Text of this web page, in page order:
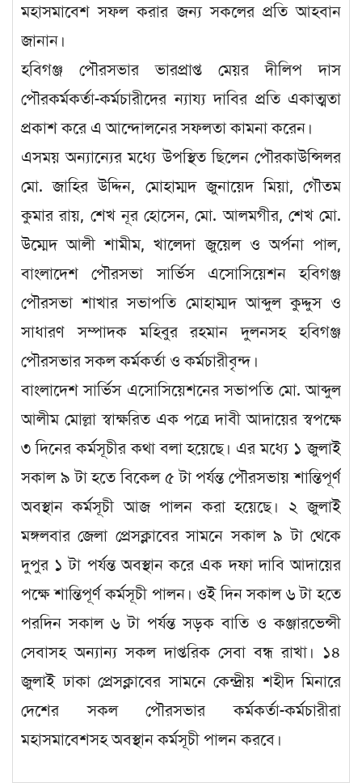
মহাসমাবেশ সফল করার জন্য সকলের প্রতি আহবান
জানান।
হবিগঞ্জ পৌরসভার ভারপ্রাপ্ত মেয়র দীলিপ দাস
পৌরকর্মকর্তা-কর্মচারীদের ন্যায্য দাবির প্রতি একাত্মতা
প্রকাশ করে এ আন্দোলনের সফলতা কামনা করেন।
এসময় অন্যান্যের মধ্যে উপস্থিত ছিলেন পৌরকাউন্সিলর
মো. জাহির উদ্দিন, মোহাম্মদ জুনায়েদ মিয়া, গৌতম
কুমার রায়, শেখ নূর হোসেন, মো. আলমগীর, শেখ মো.
উম্মেদ আলী শামীম, খালেদা জুয়েল ও অর্পনা পাল,
বাংলাদেশ পৌরসভা সার্ভিস এসোসিয়েশন হবিগঞ্জ
পৌরসভা শাখার সভাপতি মোহাম্মদ আব্দুল কুদ্দুস ও
সাধারণ সম্পাদক মহিবুর রহমান দুলনসহ হবিগঞ্জ
পৌরসভার সকল কর্মকর্তা ও কর্মচারীবৃন্দ।
বাংলাদেশ সার্ভিস এসোসিয়েশনের সভাপতি মো. আব্দুল
আলীম মোল্লা স্বাক্ষরিত এক পত্রে দাবী আদায়ের স্বপক্ষে
৩ দিনের কর্মসূচীর কথা বলা হয়েছে। এর মধ্যে ১ জুলাই
সকাল ৯ টা হতে বিকেল ৫ টা পর্যন্ত পৌরসভায় শান্তিপূর্ণ
অবস্থান কর্মসূচী আজ পালন করা হয়েছে। ২ জুলাই
মঙ্গলবার জেলা প্রেসক্লাবের সামনে সকাল ৯ টা থেকে
দুপুর ১ টা পর্যন্ত অবস্থান করে এক দফা দাবি আদায়ের
পক্ষে শান্তিপূর্ণ কর্মসূচী পালন। ওই দিন সকাল ৬ টা হতে
পরদিন সকাল ৬ টা পর্যন্ত সড়ক বাতি ও কঞ্জারভেন্সী
সেবাসহ অন্যান্য সকল দাপ্তরিক সেবা বন্ধ রাখা। ১৪
জুলাই ঢাকা প্রেসক্লাবের সামনে কেন্দ্রীয় শহীদ মিনারে
দেশের সকল পৌরসভার কর্মকর্তা-কর্মচারীরা
মহাসমাবেশসহ অবস্থান কর্মসূচী পালন করবে।